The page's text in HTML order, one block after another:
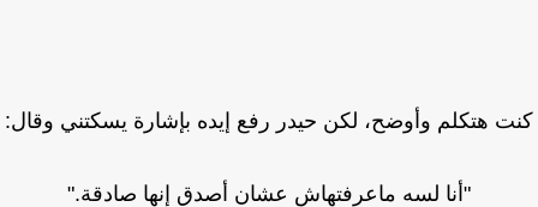
هتكلم وأوضح، لكن حيدر رفع إيده بإشارة يسكتني وقال:
"أنا لسه ماعرفتهاش عشان أصدق إنها صادقة."